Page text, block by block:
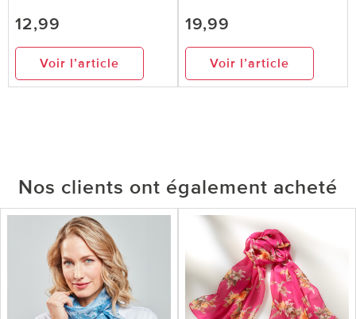
12,99
Voir l’article
19,99
Voir l’article
Nos clients ont également acheté